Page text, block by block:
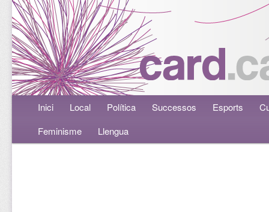
Menú principalAneu al contingut principal
Aneu al contingut secundari
Inici Local Política Successos Esports
Feminisme
Llengua